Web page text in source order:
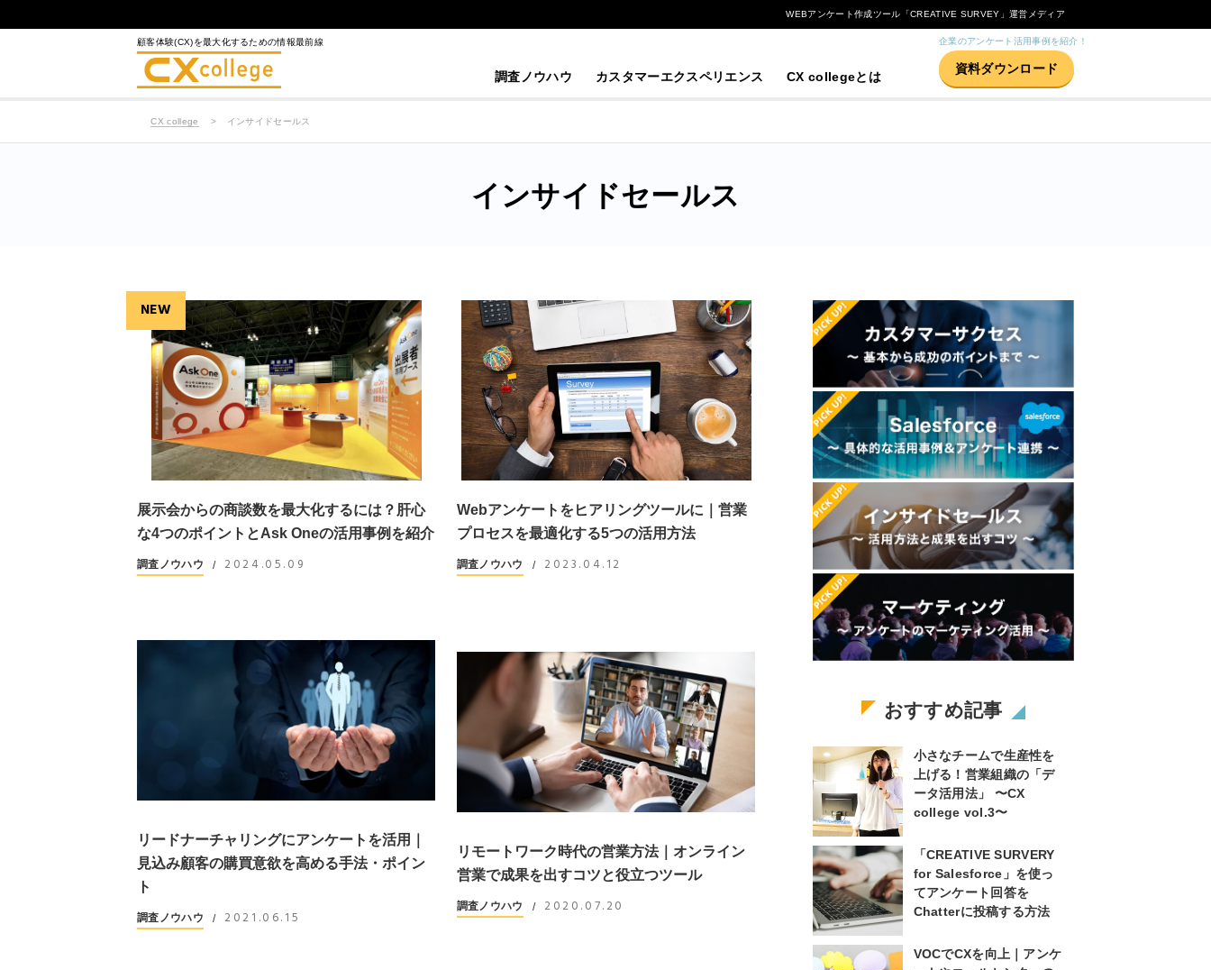
WEBアンケート作成ツール「CREATIVE SURVEY」運営メディア
顧客体験(CX)を最大化するための情報最前線
調査ノウハウ カスタマーエクスペリエンス CX collegeとは
企業のアンケート活用事例を紹介！
資料ダウンロード
CX college インサイドセールス
インサイドセールス
展示会からの商談数を最大化するには？肝心
な4つのポイントとAsk Oneの活用事例を紹介
調査ノウハウ / 2024.05.09
Webアンケートをヒアリングツールに｜営業
プロセスを最適化する5つの活用方法
調査ノウハウ / 2023.04.12
リードナーチャリングにアンケートを活用｜
見込み顧客の購買意欲を高める手法・ポイン
ト
調査ノウハウ / 2021.06.15
リモートワーク時代の営業方法｜オンライン
営業で成果を出すコツと役立つツール
調査ノウハウ / 2020.07.20
おすすめ記事
小さなチームで生産性を
上げる！営業組織の「デ
ータ活用法」 〜CX
college vol.3〜
「CREATIVE SURVERY
for Salesforce」を使っ
てアンケート回答を
Chatterに投稿する方法
VOCでCXを向上｜アンケ